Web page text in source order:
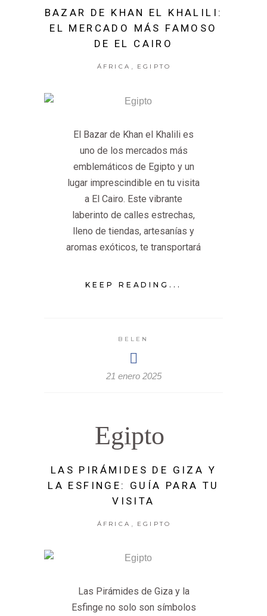
BAZAR DE KHAN EL KHALILI:
EL MERCADO MÁS FAMOSO
DE EL CAIRO
ÁFRICA , EGIPTO
El Bazar de Khan el Khalili es
uno de los mercados más
emblemáticos de Egipto y un
lugar imprescindible en tu visita
a El Cairo. Este vibrante
laberinto de calles estrechas,
lleno de tiendas, artesanías y
aromas exóticos, te transportará
KEEP READING...
BELEN
21 enero 2025
Egipto
LAS PIRÁMIDES DE GIZA Y
LA ESFINGE: GUÍA PARA TU
VISITA
ÁFRICA EGIPTO
Las Pirámides de Giza y la
Esfinge no solo son símbolos